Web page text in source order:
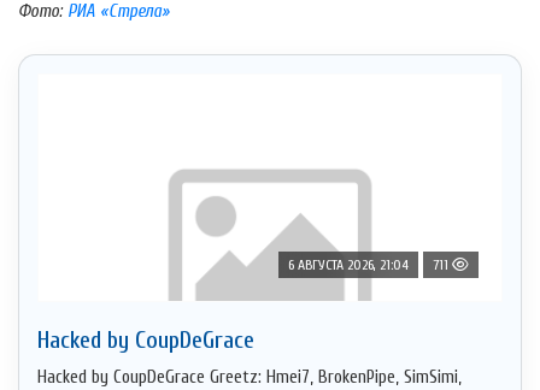
Фото: РИА «Стрела»
6 АВГУСТА 2026, 21:04 711
Hacked by CoupDeGrace
Hacked by CoupDeGrace Greetz: Hmei7, BrokenPipe, SimSimi,